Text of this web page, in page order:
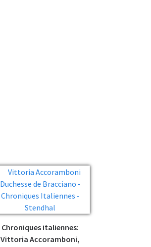
Chroniques italiennes:
Vittoria Accoramboni,